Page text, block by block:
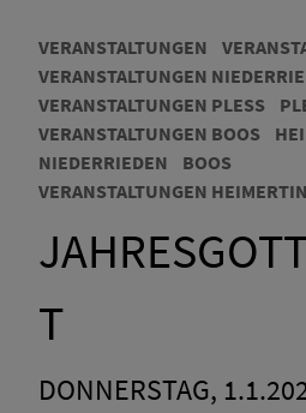
VERANSTALTUNGEN
VERANSTALTUNGEN
VERANSTALTUNGEN PLESS
VERANSTALTUNGEN BOOS
NIEDERRIEDEN
BOOS
VERANSTALTUNGEN
T
DONNERSTAG,